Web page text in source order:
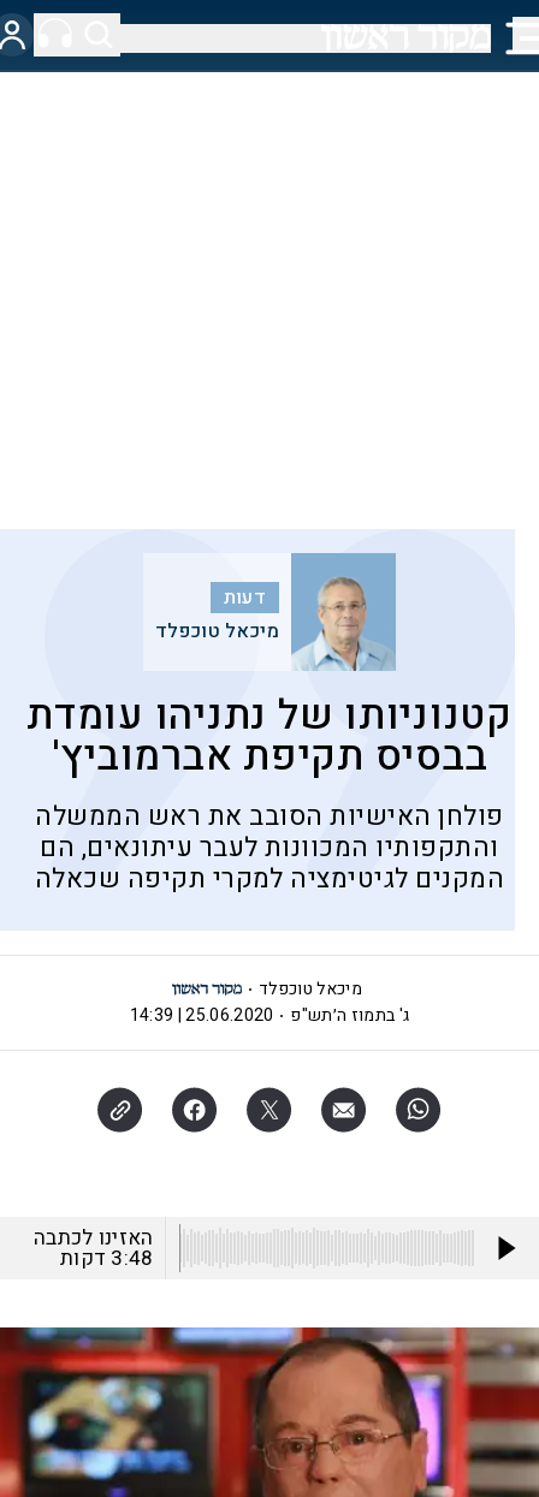
דעות
מיכאל טוכפלד
קטנוניותו של נתניהו עומדת
בבסיס תקיפת אברמוביץ'
פולחן האישיות הסובב את ראש הממשלה
והתקפותיו המכוונות לעבר עיתונאים, הם
המקנים לגיטימציה למקרי תקיפה שכאלה
מיכאל טוכפלד
ג' בתמוז ה׳תש"פ
25.06.2020 | 14:39
האזינו לכתבה
3:48 דקות